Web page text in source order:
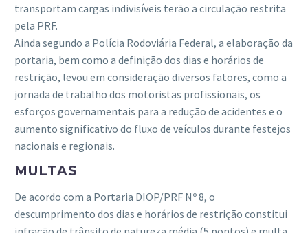
transportam cargas indivisíveis terão a circulação restrita
pela PRF.
Ainda segundo a Polícia Rodoviária Federal, a elaboração da
portaria, bem como a definição dos dias e horários de
restrição, levou em consideração diversos fatores, como a
jornada de trabalho dos motoristas profissionais, os
esforços governamentais para a redução de acidentes e o
aumento significativo do fluxo de veículos durante festejos
nacionais e regionais.
MULTAS
De acordo com a Portaria DIOP/PRF Nº 8, o
descumprimento dos dias e horários de restrição constitui